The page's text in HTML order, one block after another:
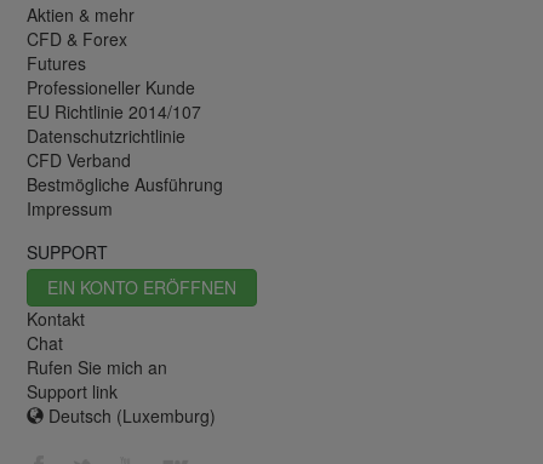
Aktien & mehr
CFD & Forex
Futures
Professioneller Kunde
EU Richtlinie 2014/107
Datenschutzrichtlinie
CFD Verband
Bestmögliche Ausführung
Impressum
SUPPORT
EIN KONTO ERÖFFNEN
Kontakt
Chat
Rufen Sie mich an
Support link
Deutsch (Luxemburg)